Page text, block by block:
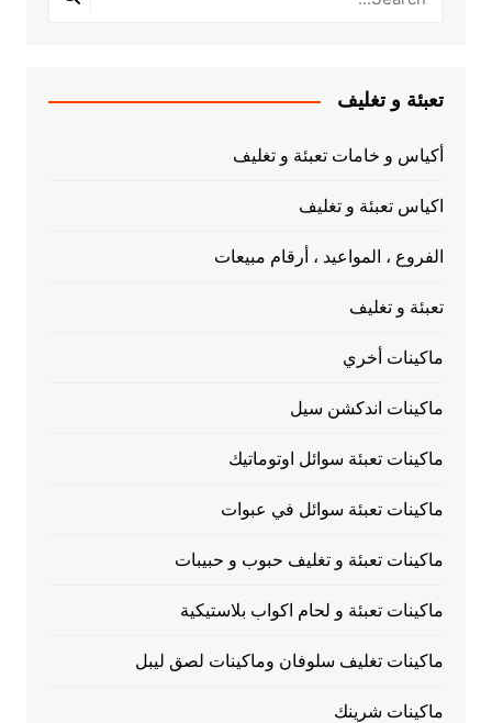
تعبئة و تغليف
أكياس و خامات تعبئة و تغليف
اكياس تعبئة و تغليف
الفروع ، المواعيد ، أرقام مبيعات
تعبئة و تغليف
ماكينات أخري
ماكينات اندكشن سيل
ماكينات تعبئة سوائل اوتوماتيك
ماكينات تعبئة سوائل في عبوات
ماكينات تعبئة و تغليف حبوب و حبيبات
ماكينات تعبئة و لحام اكواب بلاستيكية
ماكينات تغليف سلوفان وماكينات لصق ليبل
ماكينات شرينك